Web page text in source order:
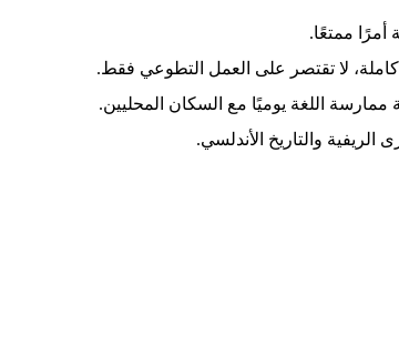
أمرًا ممتعًا.
كاملة، لا تقتصر على العمل التطوعي فقط.
اللغة يوميًا مع السكان المحليين.
والتاريخ الأندلسي.